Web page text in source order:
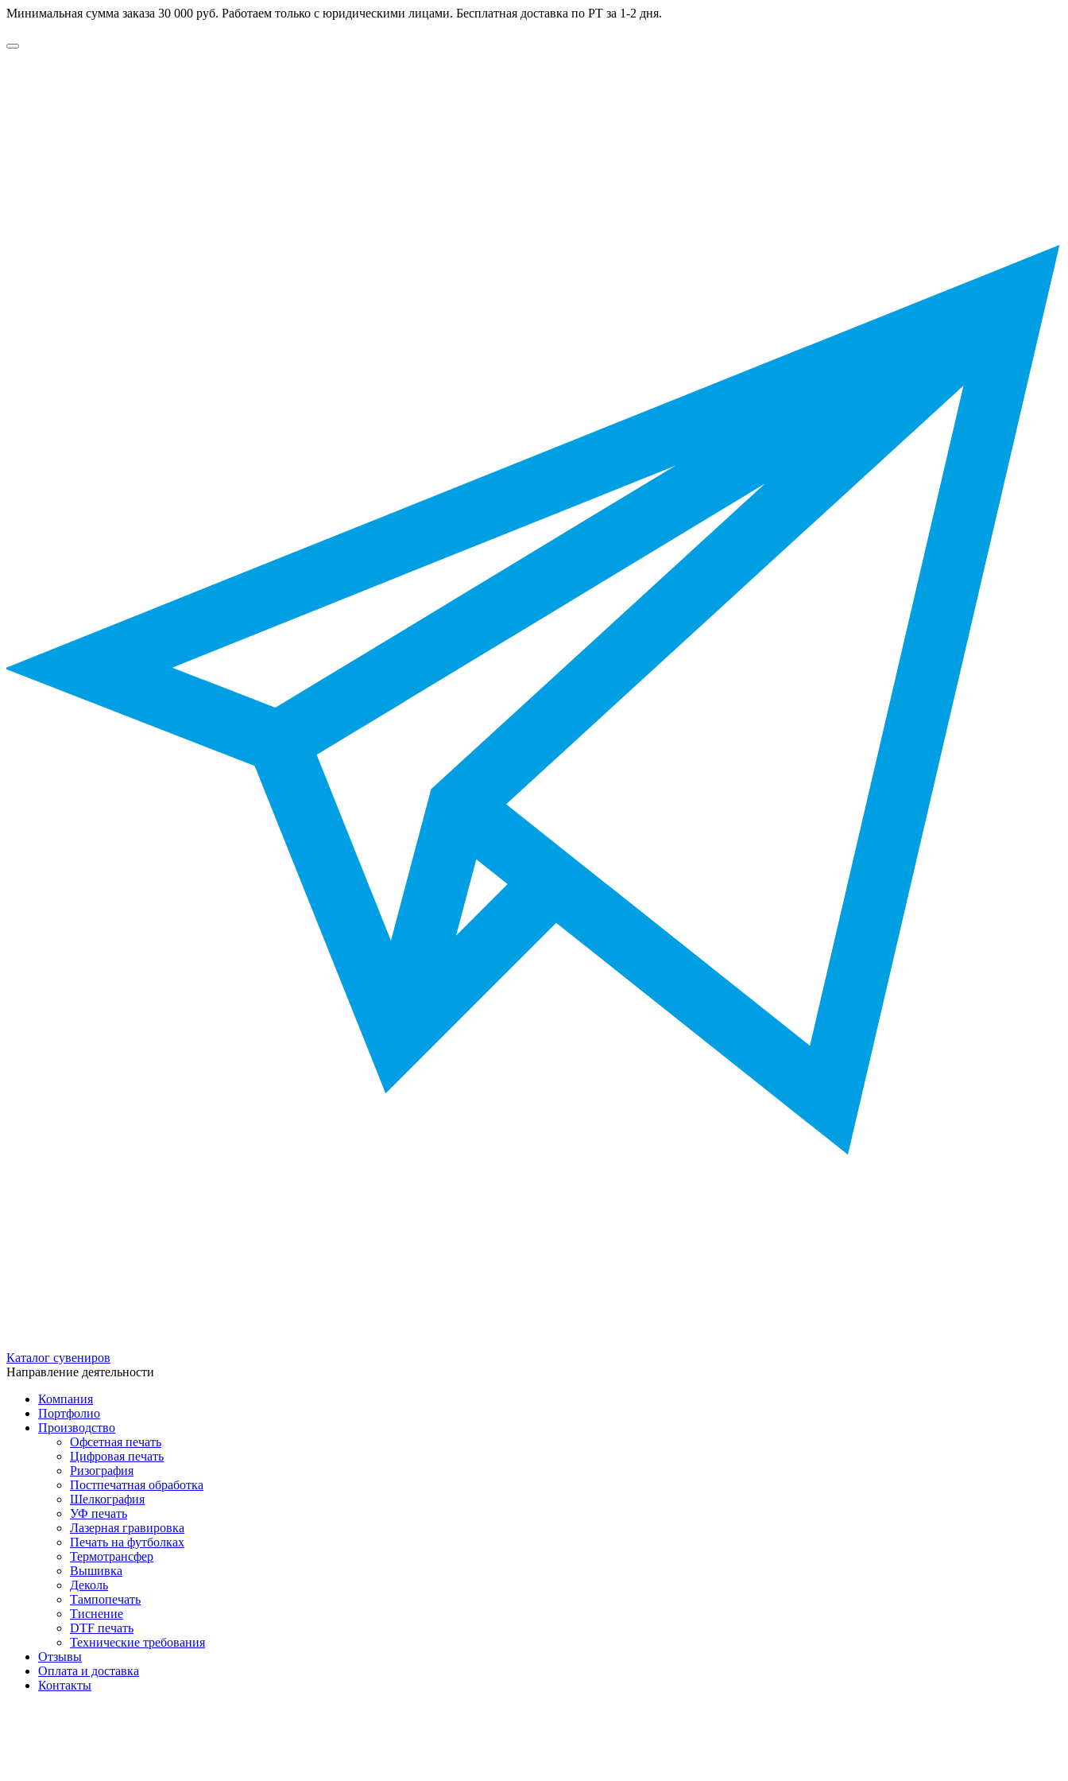
Минимальная сумма заказа 30 000 руб. Работаем только с юридическими лицами. Бесплатная доставка по РТ за 1-2 дня.
Каталог сувениров
Направление деятельности
Компания
Портфолио
Производство
Офсетная печать
Цифровая печать
Ризография
Постпечатная обработка
Шелкография
УФ печать
Лазерная гравировка
Печать на футболках
Термотрансфер
Вышивка
Деколь
Тампопечать
Тиснение
DTF печать
Технические требования
Отзывы
Оплата и доставка
Контакты